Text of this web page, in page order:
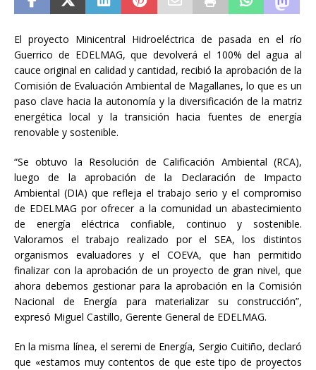
El proyecto Minicentral Hidroeléctrica de pasada en el río
Guerrico de EDELMAG, que devolverá el 100% del agua al
cauce original en calidad y cantidad, recibió la aprobación de la
Comisión de Evaluación Ambiental de Magallanes, lo que es un
paso clave hacia la autonomía y la diversificación de la matriz
energética local y la transición hacia fuentes de energía
renovable y sostenible.
“Se obtuvo la Resolución de Calificación Ambiental (RCA),
luego de la aprobación de la Declaración de Impacto
Ambiental (DIA) que refleja el trabajo serio y el compromiso
de EDELMAG por ofrecer a la comunidad un abastecimiento
de energía eléctrica confiable, continuo y sostenible.
Valoramos el trabajo realizado por el SEA, los distintos
organismos evaluadores y el COEVA, que han permitido
finalizar con la aprobación de un proyecto de gran nivel, que
ahora debemos gestionar para la aprobación en la Comisión
Nacional de Energía para materializar su construcción”,
expresó Miguel Castillo, Gerente General de EDELMAG.
En la misma línea, el seremi de Energía, Sergio Cuitiño, declaró
que «estamos muy contentos de que este tipo de proyectos